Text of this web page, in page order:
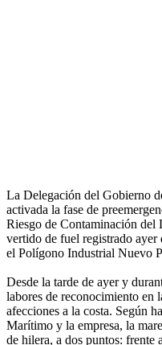
La Delegación del Gobierno
activada la fase de
Riesgo de Contaminación
vertido de fuel registrado ayer
el Polígono Industrial Nuevo
Desde la tarde de ayer y
labores de reconocimiento en
afecciones a la costa. Según
Marítimo y la empresa, la
de hilera, a dos puntos: frente